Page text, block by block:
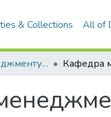
& Collections All of
Факультет менеджменту та маркетингу (ФММ)